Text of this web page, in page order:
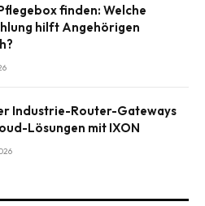
finden: Welche
hilft Angehörigen
Industrie-Router-Gateways
Lösungen mit IXON